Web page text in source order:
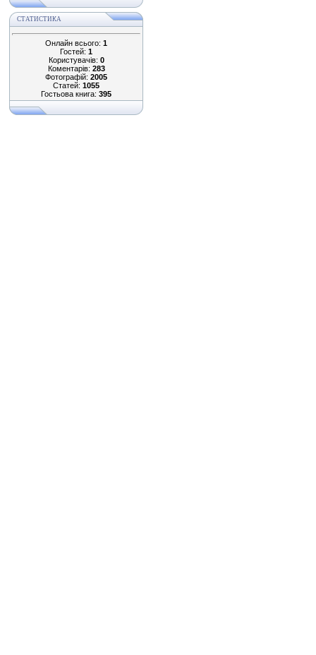
СТАТИСТИКА
Онлайн всього: 1
Гостей: 1
Користувачів: 0
Коментарів: 283
Фотографій: 2005
Статей: 1055
Гостьова книга: 395